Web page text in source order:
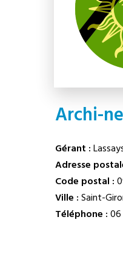
Archi-
Gérant :
Adresse
Code postal :
Ville :Saint-
Téléphone :06